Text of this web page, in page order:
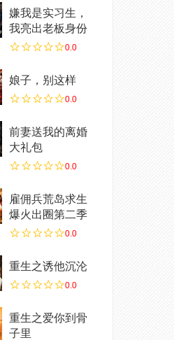
嫌我是实习生，
我亮出老板身份
0.0
娘子，别这样
0.0
前妻送我的离婚
大礼包
0.0
雇佣兵荒岛求生
爆火出圈第二季
0.0
重生之诱他沉沦
0.0
重生之爱你到骨
子里